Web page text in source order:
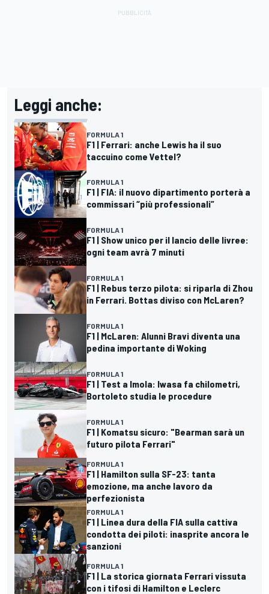
Leggi anche:
FORMULA 1
F1 | Ferrari: anche Lewis ha il suo
taccuino come Vettel?
FORMULA 1
F1 | FIA: il nuovo dipartimento porterà a
commissari “più professionali”
FORMULA 1
F1 | Show unico per il lancio delle livree:
ogni team avrà 7 minuti
FORMULA 1
F1 | Rebus terzo pilota: si riparla di Zhou
in Ferrari. Bottas diviso con McLaren?
FORMULA 1
F1 | McLaren: Alunni Bravi diventa una
pedina importante di Woking
FORMULA 1
F1 | Test a Imola: Iwasa fa chilometri,
Bortoleto studia le procedure
FORMULA 1
F1 | Komatsu sicuro: "Bearman sarà un
futuro pilota Ferrari"
FORMULA 1
F1 | Hamilton sulla SF-23: tanta
emozione, ma anche lavoro da
perfezionista
FORMULA 1
F1 | Linea dura della FIA sulla cattiva
condotta dei piloti: inasprite ancora le
sanzioni
FORMULA 1
F1 | La storica giornata Ferrari vissuta
con i tifosi di Hamilton e Leclerc